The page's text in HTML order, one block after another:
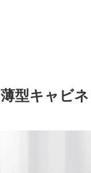
薄型キャビ